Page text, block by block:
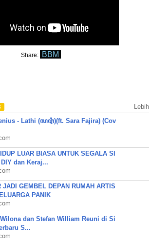
Share: BBM
Lebih
- Lathi (ꦭꦛꦶ)(ft. Sara Fajira) (Cov
LUAR BIASA UNTUK SEGALA SI
dan Keraj...
JADI GEMBEL DEPAN RUMAH ARTIS
PANIK
Wilona dan Stefan William Reuni di Si
S...